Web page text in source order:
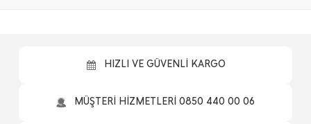
HIZLI VE GÜVENLİ KARGO
MÜŞTERİ HİZMETLERİ 0850 440 00 06